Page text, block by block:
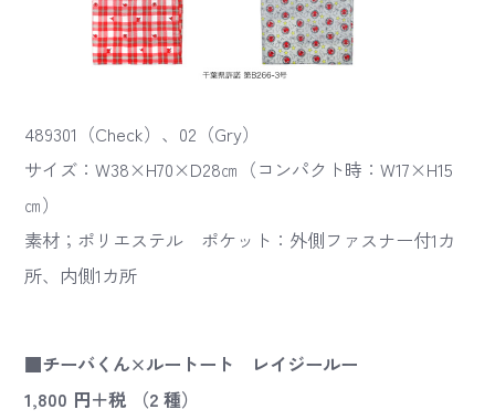
489301（Check）、02（Gry）
サイズ：W38×H70×D28㎝（コンパクト時：W17×H15
㎝）
素材；ポリエステル ポケット：外側ファスナー付1カ
所、内側1カ所
■チーバくん×ルートート レイジールー
1,800 円＋税 （2 種）